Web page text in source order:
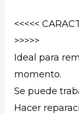
<<<<<
>>>>>
Ideal para
momento.
Se puede
Hacer